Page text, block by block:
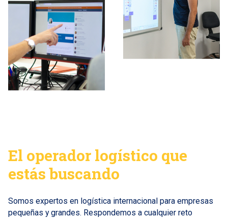
El operador logístico que
estás buscando
Somos expertos en logística internacional para empresas
pequeñas y grandes. Respondemos a cualquier reto